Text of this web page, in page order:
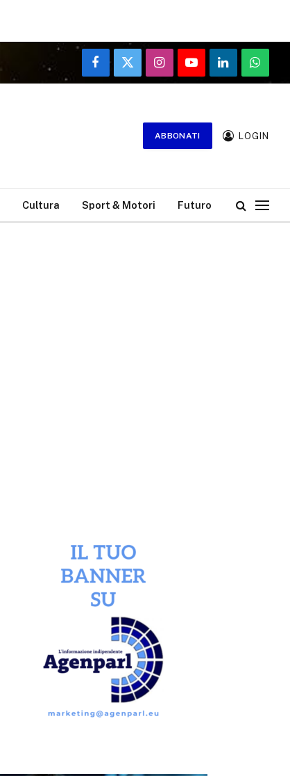
Facebook
X
(Twitter)
InstagramYouTubeLinkedIn
ABBONATI LOGIN
Cultura Sport & Motori Futuro